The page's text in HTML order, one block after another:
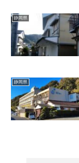
静岡県
静岡県